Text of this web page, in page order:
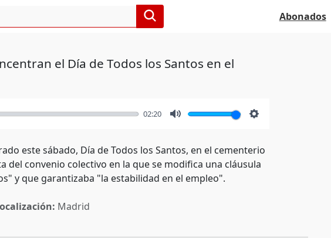
Abonados
el Día de Todos los Santos en el
02:20
este sábado, Día de Todos los Santos, en el cementerio
convenio colectivo en la que se modifica una cláusula
y que garantizaba "la estabilidad en el empleo".
Madrid